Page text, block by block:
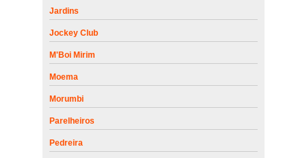
Jardins
Jockey Club
M'Boi Mirim
Moema
Morumbi
Parelheiros
Pedreira